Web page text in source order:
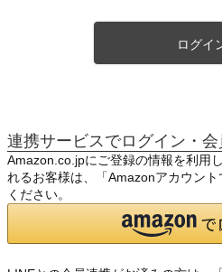
ログイ
連携サービスでログイン・
Amazon.co.jpにご登録の情報を利用
れるお客様は、「Amazonアカウン
ください。